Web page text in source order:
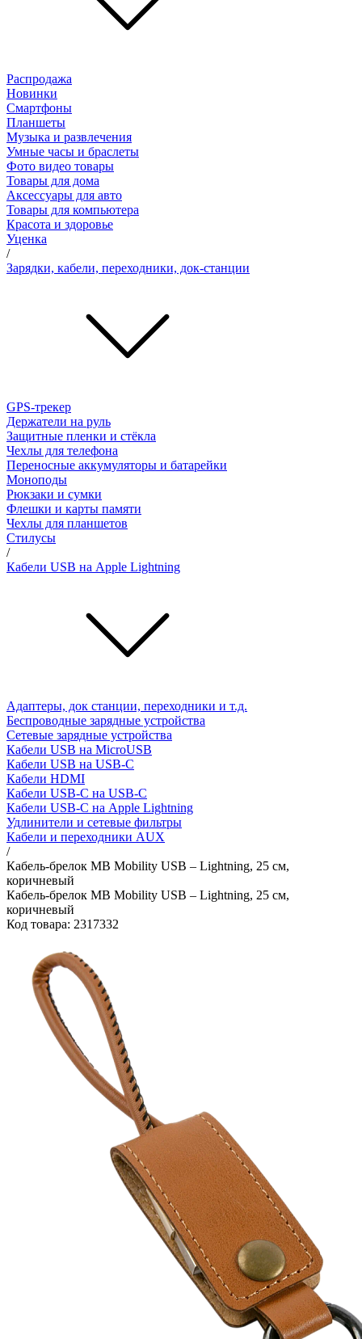
Распродажа
Новинки
Смартфоны
Планшеты
Музыка и развлечения
Умные часы и браслеты
Фото видео товары
Товары для дома
Аксессуары для авто
Товары для компьютера
Красота и здоровье
Уценка
/
Зарядки, кабели, переходники, док-станции
GPS-трекер
Держатели на руль
Защитные пленки и стёкла
Чехлы для телефона
Переносные аккумуляторы и батарейки
Моноподы
Рюкзаки и сумки
Флешки и карты памяти
Чехлы для планшетов
Стилусы
/
Кабели USB на Apple Lightning
Адаптеры, док станции, переходники и т.д.
Беспроводные зарядные устройства
Сетевые зарядные устройства
Кабели USB на MicroUSB
Кабели USB на USB-C
Кабели HDMI
Кабели USB-C на USB-C
Кабели USB-C на Apple Lightning
Удлинители и сетевые фильтры
Кабели и переходники AUX
/
Кабель-брелок MB Mobility USB – Lightning, 25 см,
коричневый
Кабель-брелок MB Mobility USB – Lightning, 25 см,
коричневый
Код товара: 2317332